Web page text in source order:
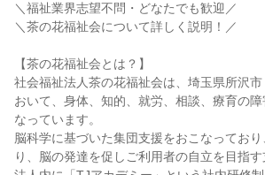
＼福祉業界志望不問・どなたでも歓迎／
＼茶の花福祉会について詳しく説明！／
【茶の花福祉会とは？】
社会福祉法人茶の花福祉会は、埼玉県所沢
おいて、身体、知的、就労、相談、療育の障
なっています。
脳科学に基づいた集団支援をおこなってお
り、脳の発達を促しご利用者の自立を目指す